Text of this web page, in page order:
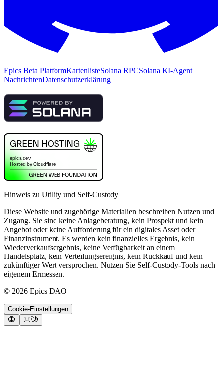
Epics Beta PlatformKartenlisteSolana RPCSolana KI-Agent
NachrichtenDatenschutzerklärung
Hinweis zu Utility und Self-Custody
Diese Website und zugehörige Materialien beschreiben Nutzen und
Zugang. Sie sind keine Anlageberatung, kein Prospekt und kein
Angebot oder keine Aufforderung für ein digitales Asset oder
Finanzinstrument. Es werden kein finanzielles Ergebnis, kein
Wiederverkaufsergebnis, keine Verfügbarkeit an einem
Handelsplatz, kein Verteilungsereignis, kein Rückkauf und kein
zukünftiger Wert versprochen. Nutzen Sie Self-Custody-Tools nach
eigenem Ermessen.
© 2026 Epics DAO
Cookie-Einstellungen